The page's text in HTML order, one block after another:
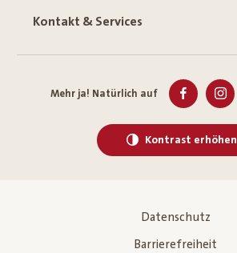
Kontakt & Services
Mehr ja! Natürlich auf
Kontrast erhöhen
Datenschutz
Barrierefreiheit